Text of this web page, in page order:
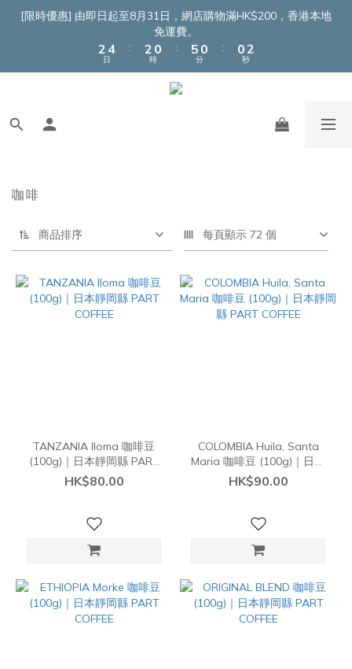
[限時優惠] 由即日起至8月31日，網店購物滿HK$200，香港本地
免運費。
4
2
1
6
4
3
日
:
4
2
1
2
1
0
時
:
7
6
5
4
2
0
分
:
2
0
3
1
0
秒
咖啡
商品排序 每頁顯示 72 個
TANZANIA Iloma 咖啡豆
(100g)｜日本靜岡縣 PART
COFFEE
HK$80.00
COLOMBIA Huila, Santa
Maria 咖啡豆 (100g)｜日本
靜岡縣 PART COFFEE
HK$90.00